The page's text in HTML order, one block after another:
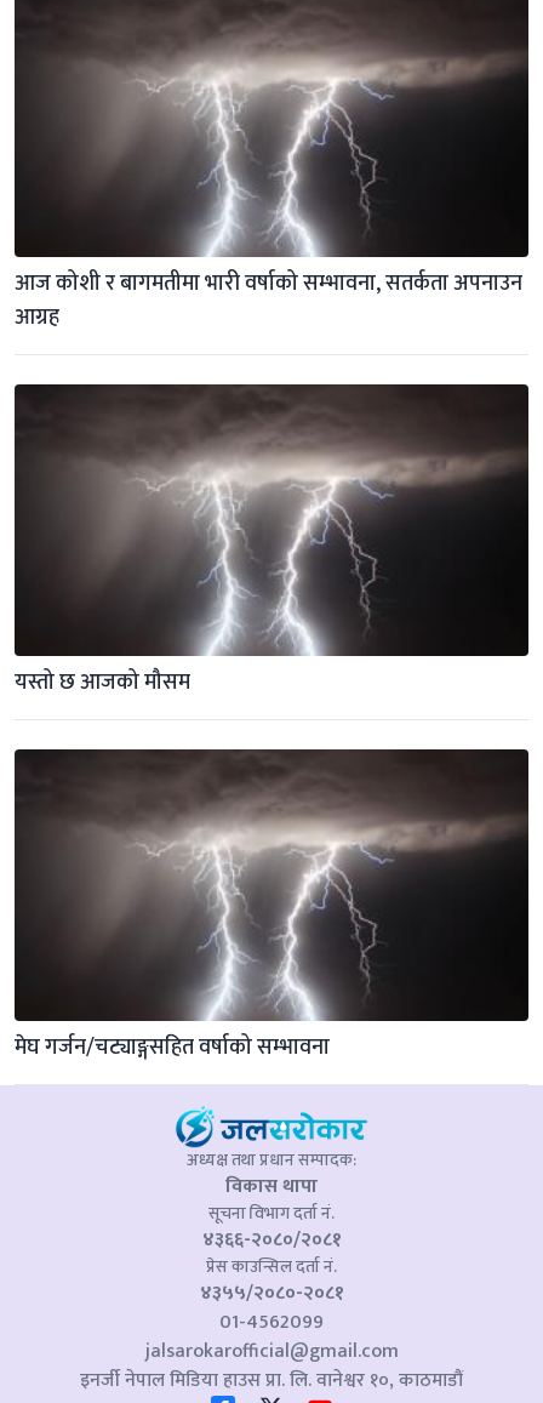
आज कोशी र बागमतीमा भारी वर्षाको सम्भावना, सतर्कता अपनाउन
आग्रह
यस्तो छ आजको मौसम
मेघ गर्जन/चट्याङ्गसहित वर्षाको सम्भावना
अध्यक्ष तथा प्रधान सम्पादक:
विकास थापा
सूचना विभाग दर्ता नं.
४३६६-२०८०/२०८१
प्रेस काउन्सिल दर्ता नं.
४३५५/२०८०-२०८१
01-4562099
jalsarokarofficial@gmail.com
इनर्जी नेपाल मिडिया हाउस प्रा. लि. वानेश्वर १०, काठमाडौं